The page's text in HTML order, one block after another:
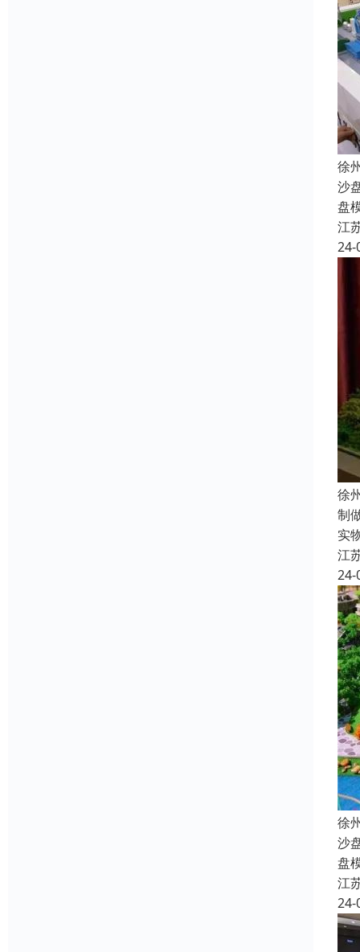
徐
沙
盘
江
24-
徐
制
实
江
24-
徐
沙
盘
江
24-